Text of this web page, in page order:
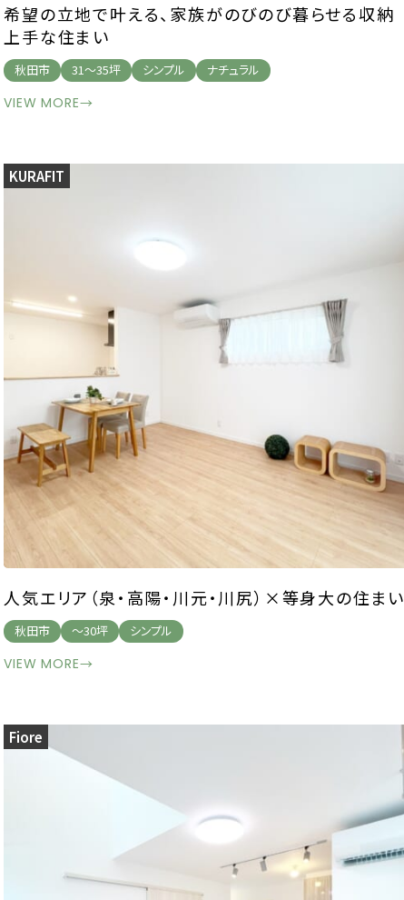
希望の立地で叶える、家族がのびのび暮らせる収納
上手な住まい
秋田市 31～35坪 シンプル ナチュラル
VIEW MORE→
人気エリア（泉・高陽・川元・川尻）×等身大の住まい
秋田市 ～30坪 シンプル
VIEW MORE→
KURAFIT
Fiore